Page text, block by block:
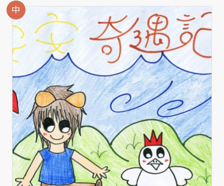
中